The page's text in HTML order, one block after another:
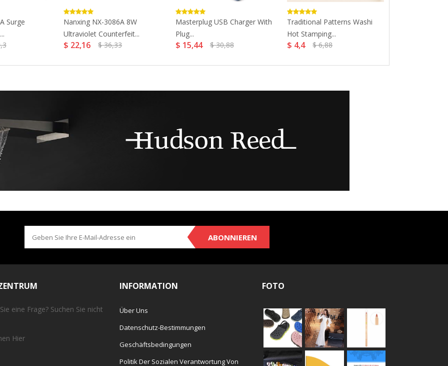
Surge
Nanxing NX-3086A 8W
Ultraviolet Counterfeit...
$ 22,16 $ 36,33
Masterplug USB Charger With
Plug...
$ 15,44 $ 30,88
Traditional Patterns Washi
Hot Stamping...
$ 4,4 $ 6,88
ABONNIEREN
eine Frage? Suchen Sie nicht
Hier
INFORMATION
Über Uns
Datenschutz-Bestimmungen
Geschäftsbedingungen
Politik Der Sozialen Verantwortung Von
FOTO